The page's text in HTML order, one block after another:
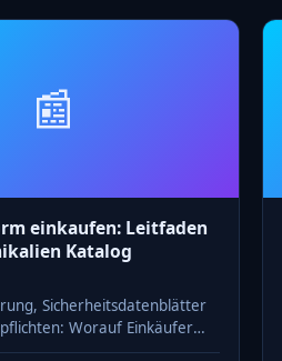
📰
einkaufen: Leitfaden
Katalog
Sicherheitsdatenblätter
Worauf Einkäufer
eines Chemikalien Katalogs